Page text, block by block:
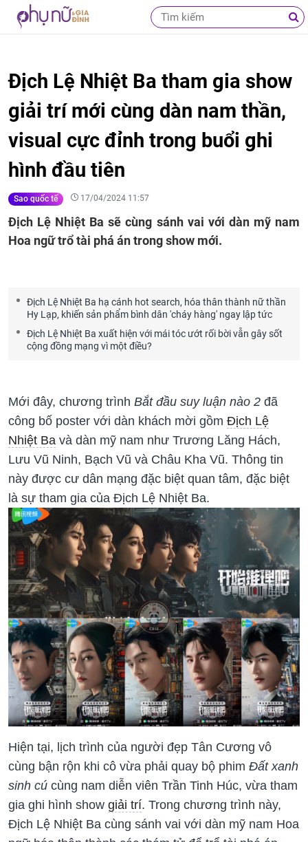
Địch Lệ Nhiệt Ba tham gia show
giải trí mới cùng dàn nam thần,
visual cực đỉnh trong buổi ghi
hình đầu tiên
Sao quốc tế 17/04/2024 11:57
Địch Lệ Nhiệt Ba sẽ cùng sánh vai với dàn mỹ nam
Hoa ngữ trổ tài phá án trong show mới.
Địch Lệ Nhiệt Ba hạ cánh hot search, hóa thân thành nữ thần
Hy Lạp, khiến sản phẩm bình dân 'cháy hàng' ngay lập tức
Địch Lệ Nhiệt Ba xuất hiện với mái tóc ướt rối bời vẫn gây sốt
cộng đồng mạng vì một điều?
Mới đây, chương trình Bắt đầu suy luận nào 2 đã
công bố poster với dàn khách mời gồm Địch Lệ
Nhiệt Ba và dàn mỹ nam như Trương Lăng Hách,
Lưu Vũ Ninh, Bạch Vũ và Châu Kha Vũ. Thông tin
này được cư dân mạng đặc biệt quan tâm, đặc biệt
là sự tham gia của Địch Lệ Nhiệt Ba.
Hiện tại, lịch trình của người đẹp Tân Cương vô
cùng bận rộn khi cô vừa phải quay bộ phim Đất xanh
sinh cú cùng nam diễn viên Trần Tinh Húc, vừa tham
gia ghi hình show giải trí. Trong chương trình này,
Địch Lệ Nhiệt Ba cùng sánh vai với dàn mỹ nam Hoa